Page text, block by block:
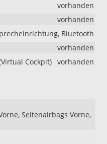
vorhanden
vorhanden
Bluetooth
vorhanden
Cockpit) vorhanden
Seitenairbags Vorne,